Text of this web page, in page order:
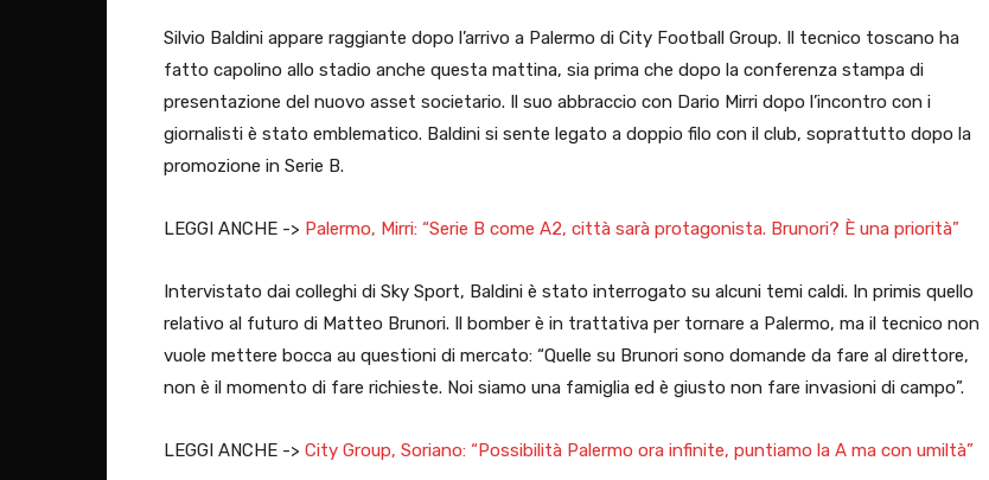
Silvio Baldini appare raggiante dopo l’arrivo a Palermo di City Football Group. Il tecnico toscano ha
fatto capolino allo stadio anche questa mattina, sia prima che dopo la conferenza stampa di
presentazione del nuovo asset societario. Il suo abbraccio con Dario Mirri dopo l’incontro con i
giornalisti è stato emblematico. Baldini si sente legato a doppio filo con il club, soprattutto dopo la
promozione in Serie B.
LEGGI ANCHE -> Palermo, Mirri: “Serie B come A2, città sarà protagonista. Brunori? È una priorità”
Intervistato dai colleghi di Sky Sport, Baldini è stato interrogato su alcuni temi caldi. In primis quello
relativo al futuro di Matteo Brunori. Il bomber è in trattativa per tornare a Palermo, ma il tecnico non
vuole mettere bocca au questioni di mercato: “Quelle su Brunori sono domande da fare al direttore,
non è il momento di fare richieste. Noi siamo una famiglia ed è giusto non fare invasioni di campo”.
LEGGI ANCHE -> City Group, Soriano: “Possibilità Palermo ora infinite, puntiamo la A ma con umiltà”